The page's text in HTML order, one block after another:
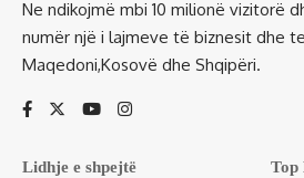
Ne ndikojmë mbi 10 milionë vizitorë
numër një i lajmeve të biznesit dhe
Maqedoni,Kosovë dhe Shqipëri.
Lidhje e shpejtë Top